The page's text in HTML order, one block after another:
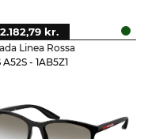
Linea Rossa
A52S - 1AB5Z1
2.182,79 kr.